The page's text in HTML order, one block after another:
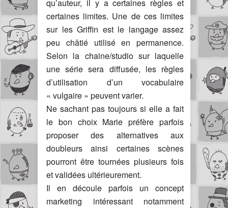
qu’auteur, il y a certaines règles et
certaines limites. Une de ces limites
sur les Griffin est le langage assez
peu châtié utilisé en permanence.
Selon la chaine/studio sur laquelle
une série sera diffusée, les règles
d’utilisation d’un vocabulaire
« vulgaire » peuvent varier.
Ne sachant pas toujours si elle a fait
le bon choix Marie préfère parfois
proposer des alternatives aux
doubleurs ainsi certaines scènes
pourront être tournées plusieurs fois
et validées ultérieurement.
Il en découle parfois un concept
marketing intéressant notamment